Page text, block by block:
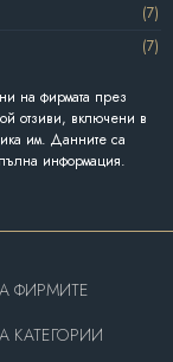
(7)
(7)
на фирмата през
отзиви, включени в
им. Данните са
информация.
ФИРМИТЕ
КАТЕГОРИИ